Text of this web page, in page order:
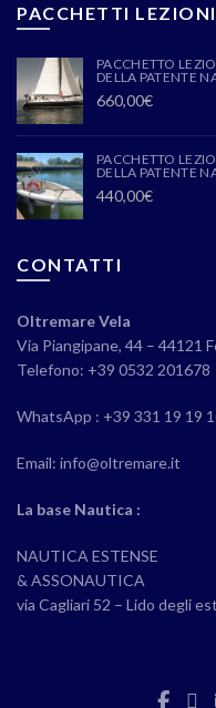
PACCHETTI LEZIONI
PACCHETTO
DELLA PATENTE
660,00€
PACCHETTO
DELLA PATENTE
440,00€
CONTATTI
Oltremare Vela
Via Piangipane, 44 – 44121
Telefono: +39 0532 201678
WhatsApp : +39 331 19 19
Email: info@oltremare.it
La base Nautica :
NAUTICA ESTENSE
& ASSONAUTICA
via Cagliari 52 – Lido degli